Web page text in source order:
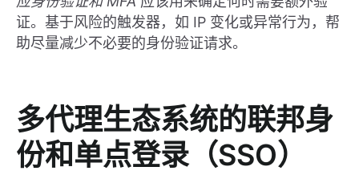
证。基于风险的触发器，如 IP 变化或异常行为，帮
助尽量减少不必要的身份验证请求。
多代理生态系统的联邦身
份和单点登录（SSO）